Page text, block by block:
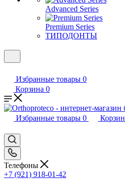
Advanced Series
Premium Series
ТИПОДОНТЫ
Избранные товары 0
Корзина 0
Избранные товары 0
Телефоны
+7 (921) 918-01-42